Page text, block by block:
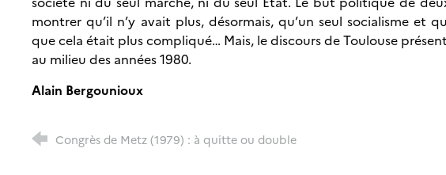
montrer qu’il n’y avait plus, désormais, qu’un seul socialisme et
que cela était plus compliqué… Mais, le discours de Toulouse
au milieu des années 1980.
Alain Bergounioux
Congrès de Metz (1979) : à quitte ou double